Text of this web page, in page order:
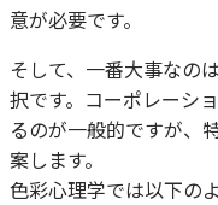
意が必要です。
そして、一番大事なの
択です。コーポレーシ
るのが一般的ですが、
案します。
色彩心理学では以下の